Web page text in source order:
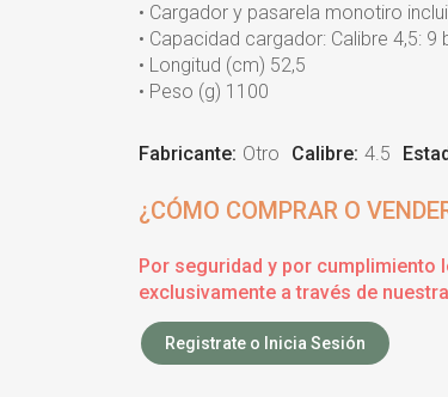
• Cargador y pasarela monotiro
• Capacidad cargador: Calibre 4,5: 9
• Longitud (cm) 52,5
• Peso (g) 1100
Fabricante: Otro Calibre: 4.5
¿CÓMO COMPRAR O
Por seguridad y por
exclusivamente a través de
Registrate o Inicia Sesión